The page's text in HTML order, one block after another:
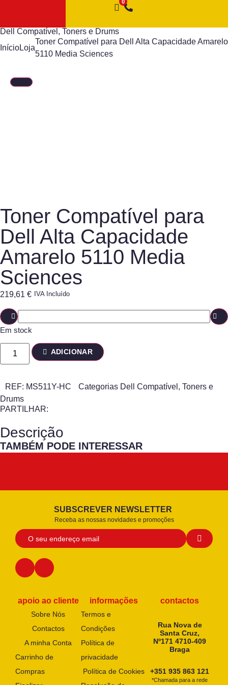
Dell Compatível , Toners e Drums
InícioLoja
Toner Compatível para Dell Alta Capacidade Amarelo
5110 Media Sciences
Toner Compatível para
Dell Alta Capacidade
Amarelo 5110 Media
Sciences
219,61 € IVA Incluído
Em stock
ADICIONAR
REF: MS511Y-HC Categorias Dell Compatível , Toners e
Drums
PARTILHAR:
Descrição
TAMBÉM PODE INTERESSAR
SUBSCREVER NEWSLETTER
Receba as nossas novidades e promoções
apoio ao cliente
Sobre Nós
Contactos
A minha Conta
Carrinho de
Compras
informações
Termos e
Condições
Política de
privacidade
Política de Cookies
contactos
Rua Nova de
Santa Cruz,
Nº171 4710-409
Braga
+351 935 863 121
*Chamada para a rede